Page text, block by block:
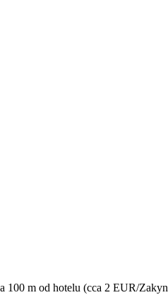
100 m od hotelu (cca 2 EUR/